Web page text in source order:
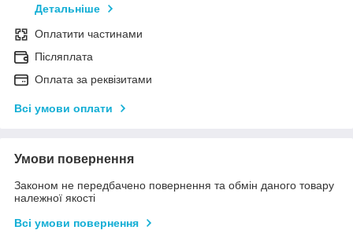
Детальніше
Оплатити частинами
Післяплата
Оплата за реквізитами
Всі умови оплати
Умови повернення
Законом не передбачено повернення та обмін даного товару
належної якості
Всі умови повернення